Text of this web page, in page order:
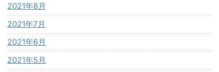
2021年8月
2021年7月
2021年6月
2021年5月